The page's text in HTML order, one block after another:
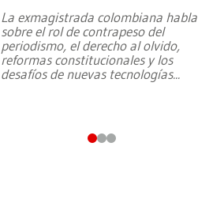
La exmagistrada colombiana habla
sobre el rol de contrapeso del
periodismo, el derecho al olvido,
reformas constitucionales y los
desafíos de nuevas tecnologías...